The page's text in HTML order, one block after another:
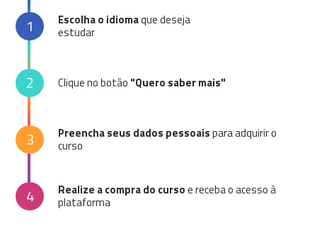
1 Escolha o idiomaque deseja
estudar
2 Clique no botão "Quero saber mais"
3 Preencha seus dados pessoaispara adquirir o
curso
4 Realize a compra do cursoe receba o acesso à
plataforma